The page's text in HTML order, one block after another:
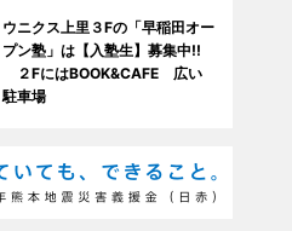
ウニクス上里３Fの「早稲田オー
プン塾」は【入塾生】募集中!!
２FにはBOOK&CAFE 広い
駐車場